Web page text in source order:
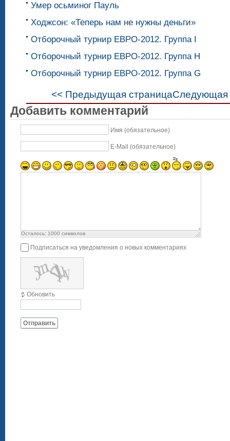
Умер осьминог Пауль
Ходжсон: «Теперь нам не нужны деньги»
Отборочный турнир ЕВРО-2012. Группа I
Отборочный турнир ЕВРО-2012. Группа H
Отборочный турнир ЕВРО-2012. Группа G
<< Предыдущая страницаСледующая
Добавить комментарий
Имя (обязательное)
E-Mail (обязательное)
Осталось: 1000 символов
Подписаться на уведомления о новых комментариях
Обновить
Отправить